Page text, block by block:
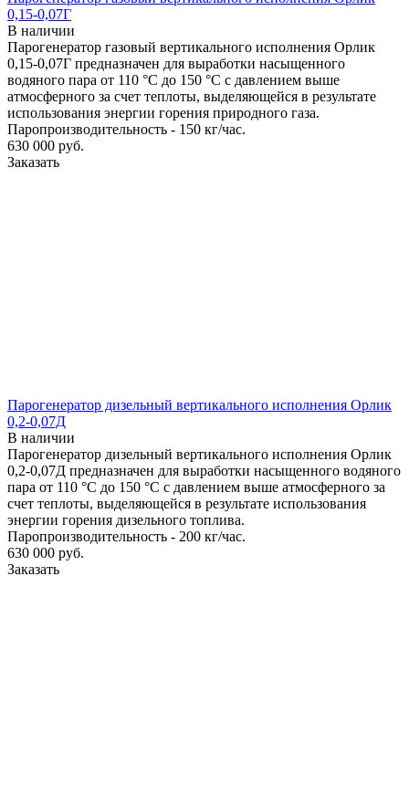
0,15-0,07Г
В наличии
Парогенератор газовый вертикального исполнения Орлик
0,15-0,07Г предназначен для выработки насыщенного
водяного пара от 110 °С до 150 °С с давлением выше
атмосферного за счет теплоты, выделяющейся в результате
использования энергии горения природного газа.
Паропроизводительность - 150 кг/час.
630 000 руб.
Заказать
Парогенератор дизельный вертикального исполнения Орлик
0,2-0,07Д
В наличии
Парогенератор дизельный вертикального исполнения Орлик
0,2-0,07Д предназначен для выработки насыщенного водяного
пара от 110 °С до 150 °С с давлением выше атмосферного за
счет теплоты, выделяющейся в результате использования
энергии горения дизельного топлива.
Паропроизводительность - 200 кг/час.
630 000 руб.
Заказать